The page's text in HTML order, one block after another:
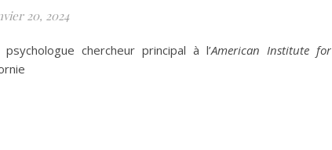
20, 2024
chercheur principal à l’American Institute for